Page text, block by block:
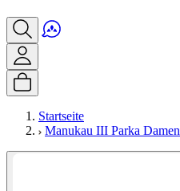
Startseite
Manukau III Parka Damen